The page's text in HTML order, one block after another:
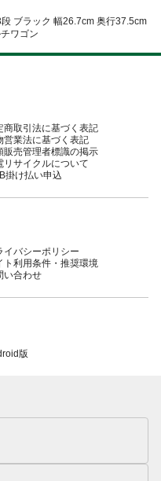
ブラック 幅26.7cm 奥行37.5cm
ワゴン
商取引法に基づく表記
営業法に基づく表記
販売管理者標識の掲示
リサイクルについて
掛け払い申込
イバシーポリシー
ト利用条件・推奨環境
い合わせ
版